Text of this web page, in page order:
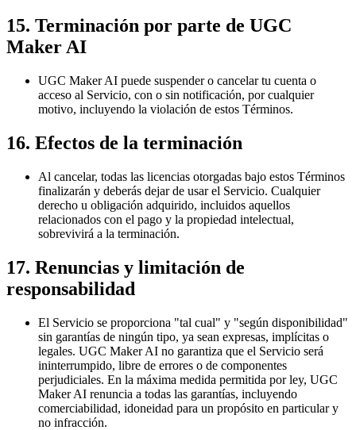
15. Terminación por parte de UGC
Maker AI
UGC Maker AI puede suspender o cancelar tu cuenta o
acceso al Servicio, con o sin notificación, por cualquier
motivo, incluyendo la violación de estos Términos.
16. Efectos de la terminación
Al cancelar, todas las licencias otorgadas bajo estos Términos
finalizarán y deberás dejar de usar el Servicio. Cualquier
derecho u obligación adquirido, incluidos aquellos
relacionados con el pago y la propiedad intelectual,
sobrevivirá a la terminación.
17. Renuncias y limitación de
responsabilidad
El Servicio se proporciona "tal cual" y "según disponibilidad"
sin garantías de ningún tipo, ya sean expresas, implícitas o
legales. UGC Maker AI no garantiza que el Servicio será
ininterrumpido, libre de errores o de componentes
perjudiciales. En la máxima medida permitida por ley, UGC
Maker AI renuncia a todas las garantías, incluyendo
comerciabilidad, idoneidad para un propósito en particular y
no infracción.